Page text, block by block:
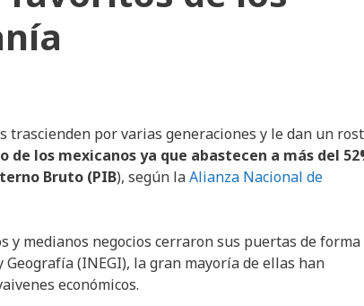
trascienden por varias generaciones y le dan un
de los mexicanos ya que abastecen a más del
Bruto (PIB), según laAlianza Nacional de
y medianos negocios cerraron sus puertas de forma
(INEGI), la gran mayoría de ellas han
económicos.